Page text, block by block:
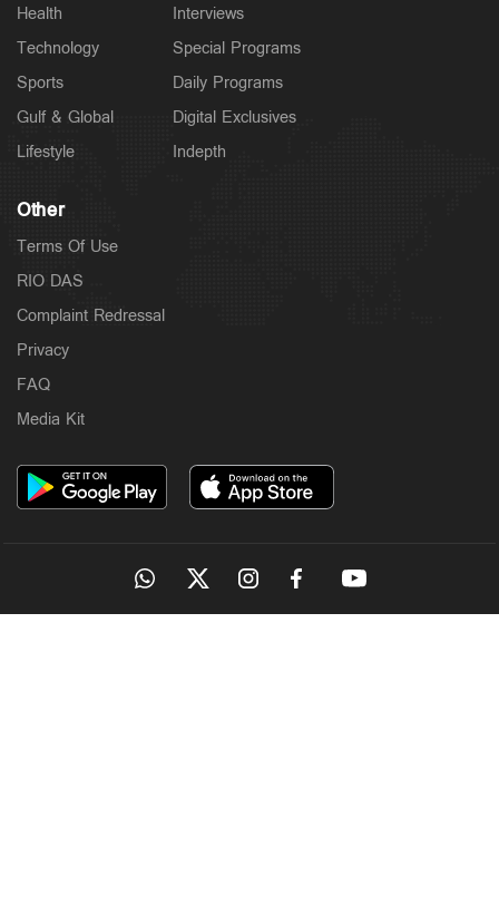
Health
Technology
Sports
Gulf & Global
Lifestyle
Interviews
Special Programs
Daily Programs
Digital Exclusives
Indepth
Other
Terms Of Use
RIO DAS
Complaint Redressal
Privacy
FAQ
Media Kit